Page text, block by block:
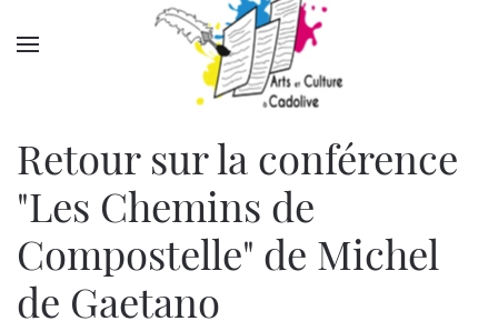
Accéder au contenu principal
Retour sur la conférence
"Les Chemins de
Compostelle" de Michel
de Gaetano